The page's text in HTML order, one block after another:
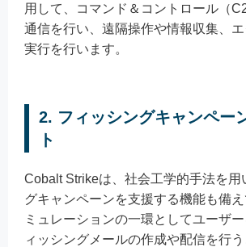
用して、コマンド＆コントロール（
通信を行い、遠隔操作や情報収集、
実行を行います。
2. フィッシングキャンペー
ト
Cobalt Strikeは、社会工学的手法を用
グキャンペーンを支援する機能も備
ミュレーションの一環としてユーザ
ィッシングメールの作成や配信を行